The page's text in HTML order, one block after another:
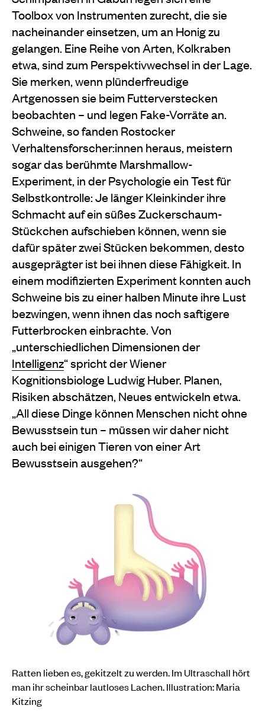
Toolbox von Instrumenten zurecht, die sie
nacheinander einsetzen, um an Honig zu
gelangen. Eine Reihe von Arten, Kolkraben
etwa, sind zum Perspektivwechsel in der Lage.
Sie merken, wenn plünderfreudige
Artgenossen sie beim Futterverstecken
beobachten – und legen Fake-Vorräte an.
Schweine, so fanden Rostocker
Verhaltensforscher:innen heraus, meistern
sogar das berühmte Marshmallow-
Experiment, in der Psychologie ein Test für
Selbstkontrolle: Je länger Kleinkinder ihre
Schmacht auf ein süßes Zuckerschaum-
Stückchen aufschieben können, wenn sie
dafür später zwei Stücken bekommen, desto
ausgeprägter ist bei ihnen diese Fähigkeit. In
einem modifizierten Experiment konnten auch
Schweine bis zu einer halben Minute ihre Lust
bezwingen, wenn ihnen das noch saftigere
Futterbrocken einbrachte. Von
„unterschiedlichen Dimensionen der
Intelligenz“ spricht der Wiener
Kognitionsbiologe Ludwig Huber. Planen,
Risiken abschätzen, Neues entwickeln etwa.
„All diese Dinge können Menschen nicht ohne
Bewusstsein tun – müssen wir daher nicht
auch bei einigen Tieren von einer Art
Bewusstsein ausgehen?“
Ratten lieben es, gekitzelt zu werden. Im Ultraschall hört
man ihr scheinbar lautloses Lachen. Illustration: Maria
Kitzing